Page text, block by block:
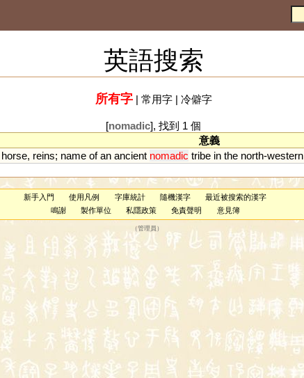
英語搜索
所有字| 常用字| 冷僻字
[nomadic], 找到 1 個
意義
horse, reins; name of an ancient nomadic tribe in the north-western
新手入門 使用凡例 字庫統計 隨機漢字
最近被搜索的漢字
鳴謝
製作單位 私隱政策 免責聲明 意見簿
（管理員 ）